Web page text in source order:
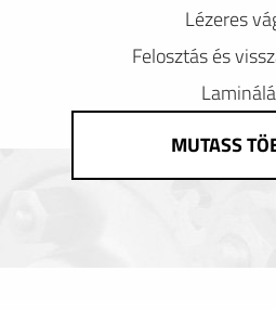
Lézeres
Felosztás és
MUTASS